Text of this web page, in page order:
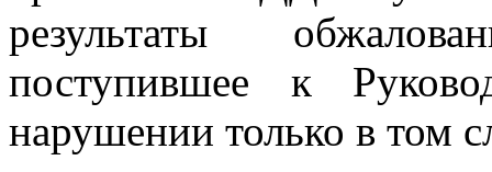
результаты
поступившее к
нарушении только в том